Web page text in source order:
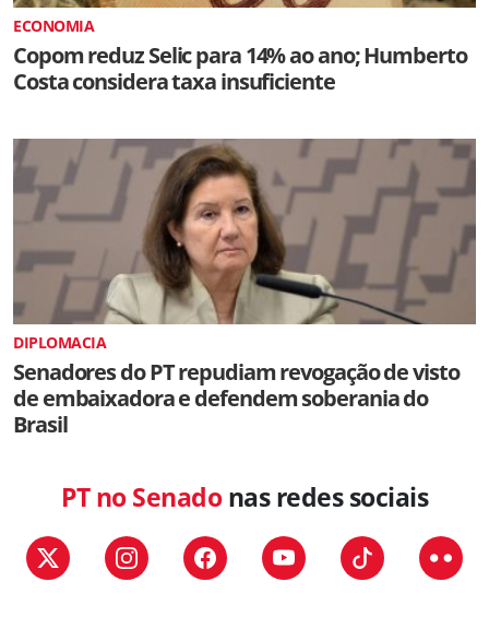
ECONOMIA
Copom reduz Selic para 14% ao ano; Humberto
Costa considera taxa insuficiente
DIPLOMACIA
Senadores do PT repudiam revogação de visto
de embaixadora e defendem soberania do
Brasil
PT no Senadonas redes sociais